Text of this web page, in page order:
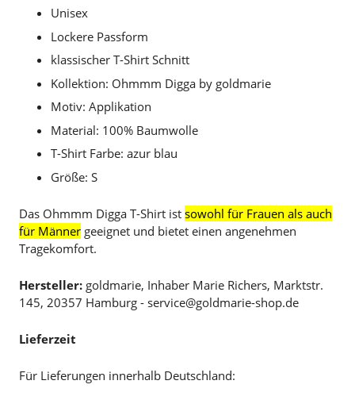
Unisex
Lockere Passform
klassischer T-Shirt Schnitt
Kollektion: Ohmmm Digga by goldmarie
Motiv: Applikation
Material: 100% Baumwolle
T-Shirt Farbe: azur blau
Größe: S
Das Ohmmm Digga T-Shirt ist sowohl für Frauen als auch
für Männer geeignet und bietet einen angenehmen
Tragekomfort.
Hersteller: goldmarie, Inhaber Marie Richers, Marktstr.
145, 20357 Hamburg - service@goldmarie-shop.de
Lieferzeit
Für Lieferungen innerhalb Deutschland: